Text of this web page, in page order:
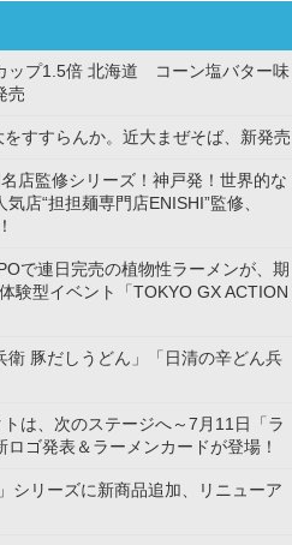
ップ1.5倍 北海道 コーン塩バター味
売
すすらんか。近大まぜそば、新発売
店監修シリーズ！神戸発！世界的な
店“担担麺専門店ENISHI”監修、
で連日完売の植物性ラーメンが、期
験型イベント「TOKYO GX ACTION
衛 豚だしうどん」「日清の辛どん兵
は、次のステージへ～7月11日「ラ
ゴ発表＆ラーメンカードが登場！
シリーズに新商品追加、リニューア